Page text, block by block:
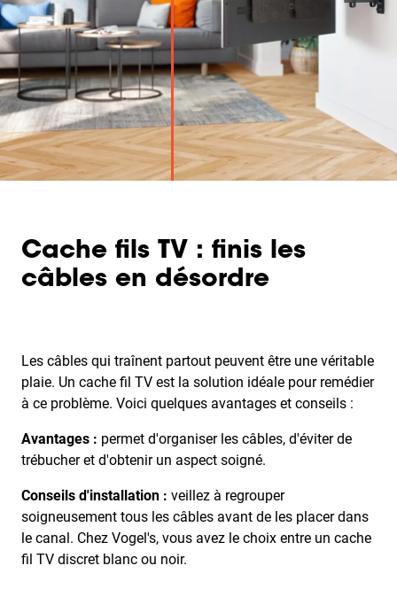
Cache fils TV : finis les
câbles en désordre
Les câbles qui traînent partout peuvent être une véritable
plaie. Un cache fil TV est la solution idéale pour remédier
à ce problème. Voici quelques avantages et conseils :
Avantages : permet d'organiser les câbles, d'éviter de
trébucher et d'obtenir un aspect soigné.
Conseils d'installation : veillez à regrouper
soigneusement tous les câbles avant de les placer dans
le canal. Chez Vogel's, vous avez le choix entre un cache
fil TV discret blanc ou noir.